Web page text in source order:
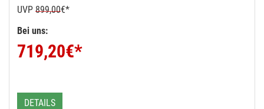
UVP 899,00€*
Bei uns:
719,20€*
DETAILS